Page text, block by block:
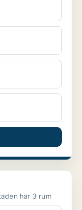
hyra i Falkenberg Bostaden har 3 rum